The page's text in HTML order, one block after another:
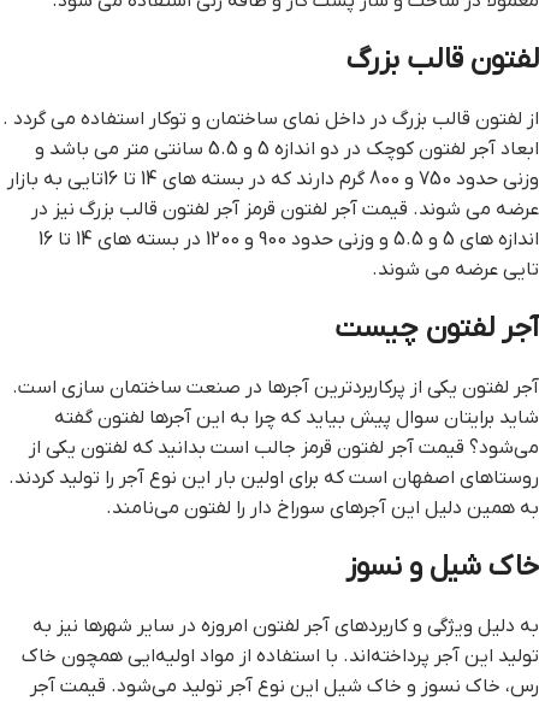
لفتون قالب بزرگ
از لفتون قالب بزرگ در داخل نمای ساختمان و توکار استفاده می گردد .
ابعاد آجر لفتون کوچک در دو اندازه 5 و 5.5 سانتی متر می باشد و
وزنی حدود 750 و 800 گرم دارند که در بسته های 14 تا 16تایی به بازار
عرضه می شوند. قيمت آجر لفتون قرمز آجر لفتون قالب بزرگ نیز در
اندازه های 5 و 5.5 و وزنی حدود 900 و 1200 در بسته های 14 تا 16
تایی عرضه می شوند.
آجر لفتون چیست
آجر لفتون یکی از پرکاربردترین آجرها در صنعت ساختمان سازی است.
شاید برایتان سوال پیش بیاید که چرا به این آجرها لفتون گفته
می‌شود؟ قيمت آجر لفتون قرمز جالب است بدانید که لفتون یکی از
روستاهای اصفهان است که برای اولین بار این نوع آجر را تولید کردند.
به همین دلیل این آجرهای سوراخ دار را لفتون می‌نامند.
خاک شیل و نسوز
به دلیل ویژگی و کاربردهای آجر لفتون امروزه در سایر شهرها نیز به
تولید این آجر پرداخته‌اند. با استفاده از مواد اولیه‌ایی همچون خاک
رس، خاک نسوز و خاک شیل این نوع آجر تولید می‌شود. قيمت آجر